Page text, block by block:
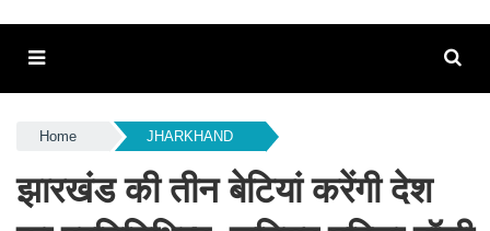
Home JHARKHAND
झारखंड की तीन बेटियां करेंगी देश